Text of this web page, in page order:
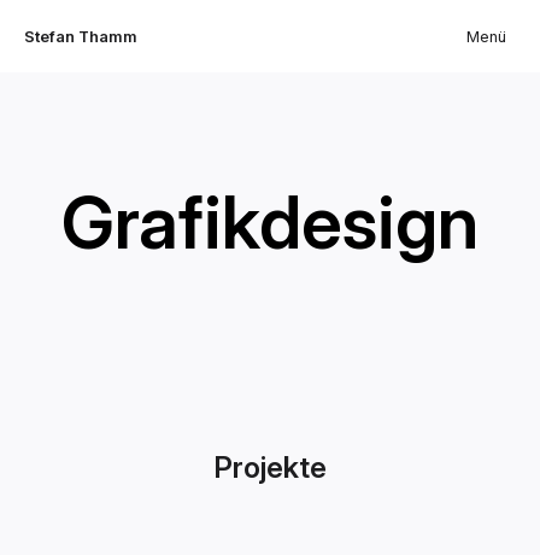
Stefan Thamm Menü
Grafikdesign
Projekte